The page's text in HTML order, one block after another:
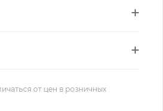
от цен в розничных